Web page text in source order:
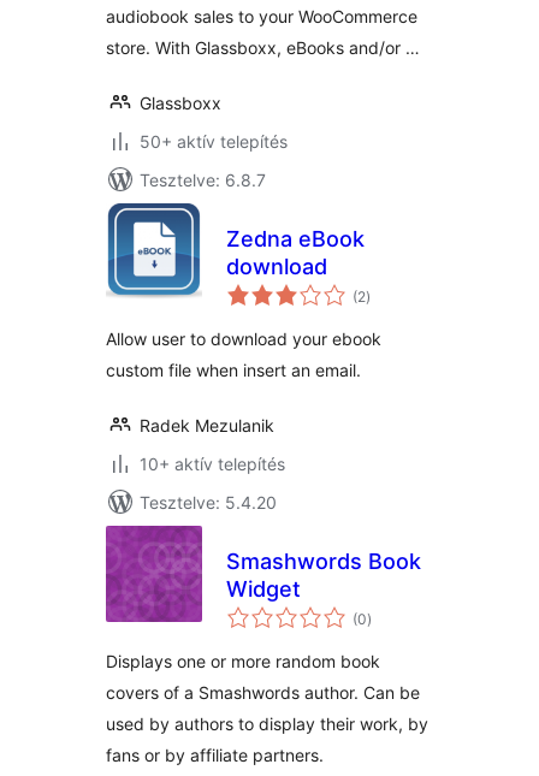
audiobook sales to your WooCommerce
store. With Glassboxx, eBooks and/or …
Glassboxx
50+ aktív telepítés
Tesztelve: 6.8.7
Zedna eBook
download
(2értékelés
összesen
)
Allow user to download your ebook
custom file when insert an email.
Radek Mezulanik
10+ aktív telepítés
Tesztelve: 5.4.20
Smashwords Book
Widget
(0értékelés
összesen
)
Displays one or more random book
covers of a Smashwords author. Can be
used by authors to display their work, by
fans or by affiliate partners.